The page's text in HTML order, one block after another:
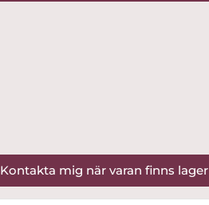
Kontakta mig när varan finns lager